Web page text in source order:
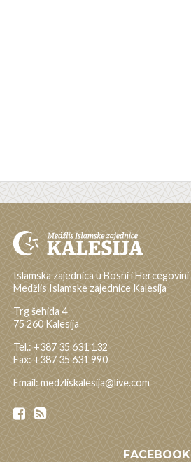
Islamska zajednica u Bosni i Hercegovini
Medžlis Islamske zajednice Kalesija
Trg šehida 4
75 260 Kalesija
Tel.: +387 35 631 132
Fax: +387 35 631 990
Email: medzliskalesija@live.com
FACEBOOK